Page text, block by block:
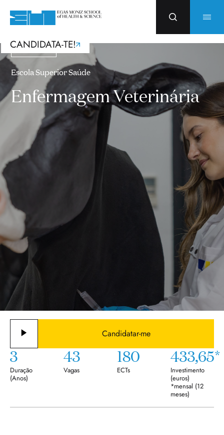
CANDIDATA-TE!
Licenciaturas
Escola Superior Saúde
Enfermagem Veterinária
3
Duração
(Anos)
43
Vagas
180
ECTs
433,65*
Investimento
(euros)
*mensal (12
meses)
Candidatar-me